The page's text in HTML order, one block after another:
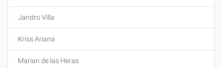
Jandro Villa
Kriss Ariana
Marian de las Heras